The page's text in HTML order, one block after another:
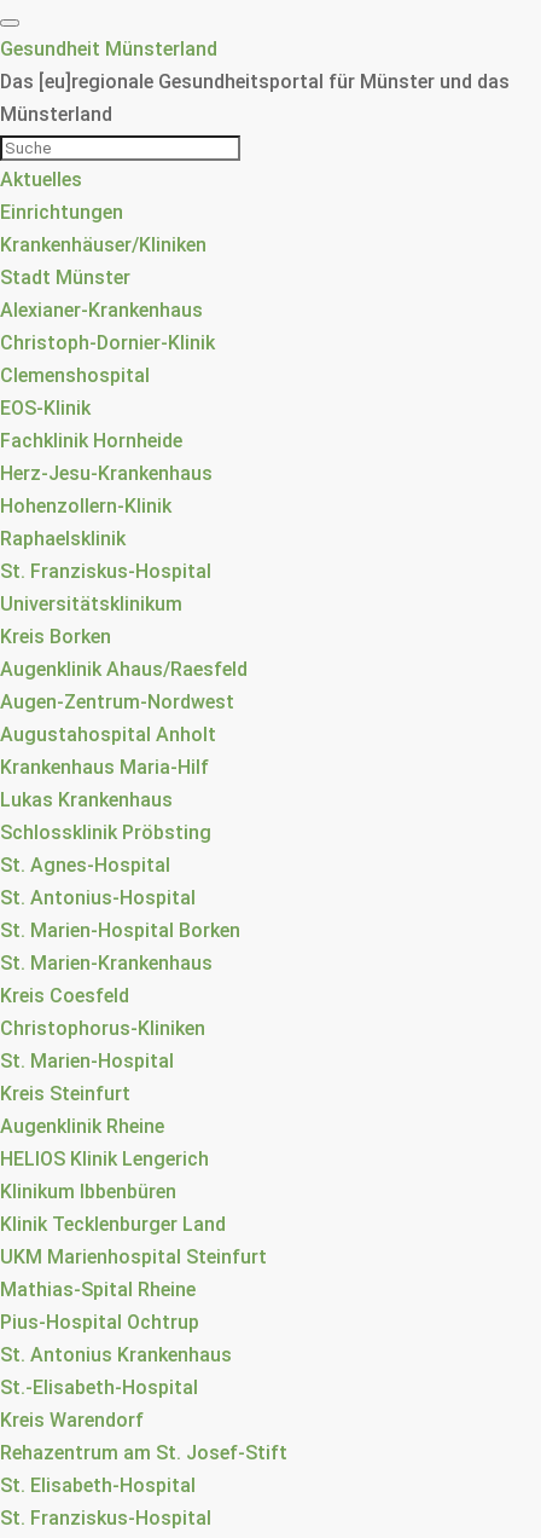
Gesundheit Münsterland
Das [eu]regionale Gesundheitsportal für Münster und das
Münsterland
Aktuelles
Einrichtungen
Krankenhäuser/Kliniken
Stadt Münster
Alexianer-Krankenhaus
Christoph-Dornier-Klinik
Clemenshospital
EOS-Klinik
Fachklinik Hornheide
Herz-Jesu-Krankenhaus
Hohenzollern-Klinik
Raphaelsklinik
St. Franziskus-Hospital
Universitätsklinikum
Kreis Borken
Augenklinik Ahaus/Raesfeld
Augen-Zentrum-Nordwest
Augustahospital Anholt
Krankenhaus Maria-Hilf
Lukas Krankenhaus
Schlossklinik Pröbsting
St. Agnes-Hospital
St. Antonius-Hospital
St. Marien-Hospital Borken
St. Marien-Krankenhaus
Kreis Coesfeld
Christophorus-Kliniken
St. Marien-Hospital
Kreis Steinfurt
Augenklinik Rheine
HELIOS Klinik Lengerich
Klinikum Ibbenbüren
Klinik Tecklenburger Land
UKM Marienhospital Steinfurt
Mathias-Spital Rheine
Pius-Hospital Ochtrup
St. Antonius Krankenhaus
St.-Elisabeth-Hospital
Kreis Warendorf
Rehazentrum am St. Josef-Stift
St. Elisabeth-Hospital
St. Franziskus-Hospital